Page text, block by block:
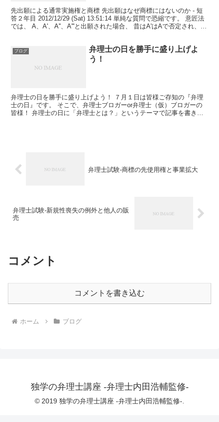
先出願による通常実施権と商標 先出願はなぜ商標にはないのか - 短
答２年目 2012/12/29 (Sat) 13:51:14 単純な質問で恐縮です。 意匠法
では、 A、A'、A''、A'''と出願された場合、 昔はA'はAで否定され、
ブログ
弁理士の日を勝手に盛り上げよ
う！
弁理士の日を勝手に盛り上げよう！ ７月１日は皆様ご存知の『弁理
士の日』です。 そこで、弁理士ブロガーor弁理士（仮）ブロガーの
皆様！ 弁理士の日に「弁理士とは？」というテーマで記事を書きま
弁理士試験-商標の先使用権と事業拡大
弁理士試験-新規性喪失の例外と他人の販
売
コメント
コメントを書き込む
ホーム ブログ
独学の弁理士講座 -弁理士内田浩輔監修-
© 2019 独学の弁理士講座 -弁理士内田浩輔監修-.